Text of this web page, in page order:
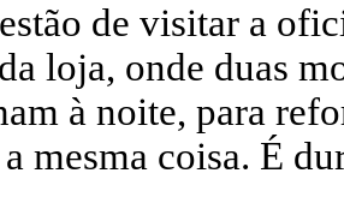
de visitar a
loja, onde duas
à noite, para
mesma coisa. É